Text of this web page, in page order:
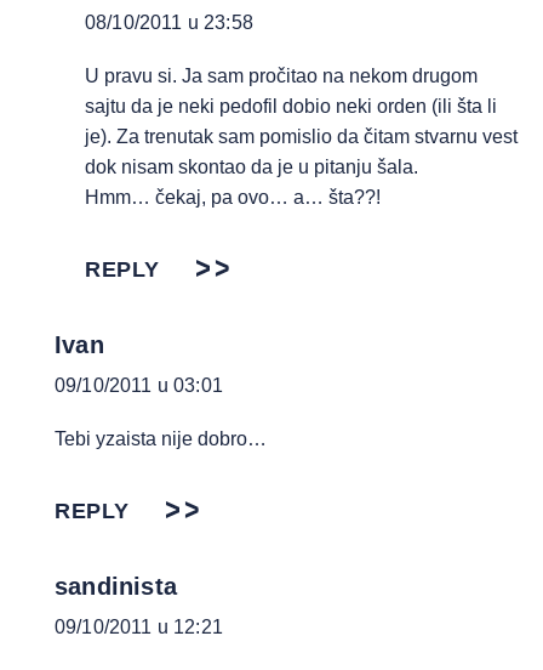
08/10/2011 u 23:58
U pravu si. Ja sam pročitao na nekom drugom
sajtu da je neki pedofil dobio neki orden (ili šta li
je). Za trenutak sam pomislio da čitam stvarnu vest
dok nisam skontao da je u pitanju šala.
Hmm… čekaj, pa ovo… a… šta??!
REPLY
Ivan
09/10/2011 u 03:01
Tebi yzaista nije dobro…
REPLY
sandinista
09/10/2011 u 12:21